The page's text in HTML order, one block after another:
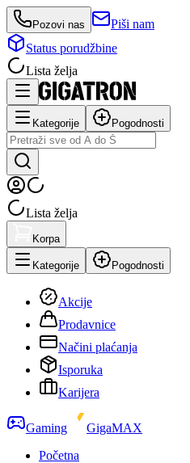
Pozovi nas
Piši nam
Status porudžbine
Lista želja
Kategorije Pogodnosti
Lista želja
Korpa
Kategorije Pogodnosti
Akcije
Prodavnice
Načini plaćanja
Isporuka
Karijera
Gaming
GigaMAX
Početna